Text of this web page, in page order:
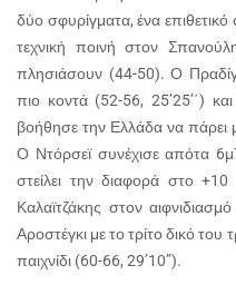
δύο σφυρίγματα, ένα επιθετικό
τεχνική ποινή στον
πλησιάσουν (44-50). Ο
πιο κοντά (52-56, 25’25’΄)
βοήθησε την Ελλάδα να πάρει
Ο Ντόρσεϊ συνέχισε απότα
στείλει την διαφορά στο
Καλαϊτζάκης στον
Αροστέγκι με το τρίτο δικό
παιχνίδι (60-66, 29’10”).